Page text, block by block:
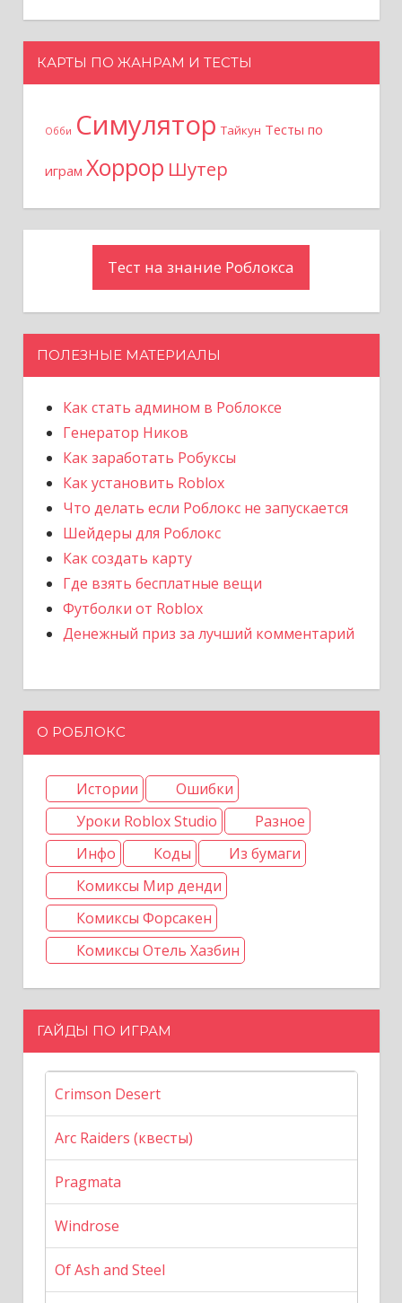
и
КАРТЫ ПО ЖАНРАМ И ТЕСТЫ
Обби Симулятор Тайкун Тесты по
играм Хоррор Шутер
Тест на знание Роблокса
ПОЛЕЗНЫЕ МАТЕРИАЛЫ
Как стать админом в Роблоксе
Генератор Ников
Как заработать Робуксы
Как установить Roblox
Что делать если Роблокс не запускается
Шейдеры для Роблокс
Как создать карту
Где взять бесплатные вещи
Футболки от Roblox
Денежный приз за лучший комментарий
О РОБЛОКС
Истории
Ошибки
Уроки Roblox Studio
Разное
Инфо
Коды
Из бумаги
Комиксы Мир денди
Комиксы Форсакен
Комиксы Отель Хазбин
ГАЙДЫ ПО ИГРАМ
Crimson Desert
Arc Raiders (квесты)
Pragmata
Windrose
Of Ash and Steel